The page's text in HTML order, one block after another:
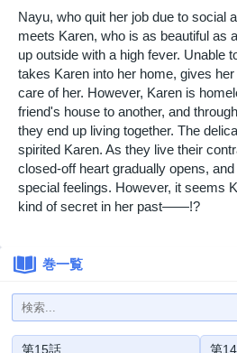
Nayu, who quit her job due to social
meets Karen, who is as beautiful as
up outside with a high fever. Unable
takes Karen into her home, gives
care of her. However, Karen is
friend's house to another, and
they end up living together. The
spirited Karen. As they live their
closed-off heart gradually opens,
special feelings. However, it seems
kind of secret in her past――!?
巻一覧
第15話 第